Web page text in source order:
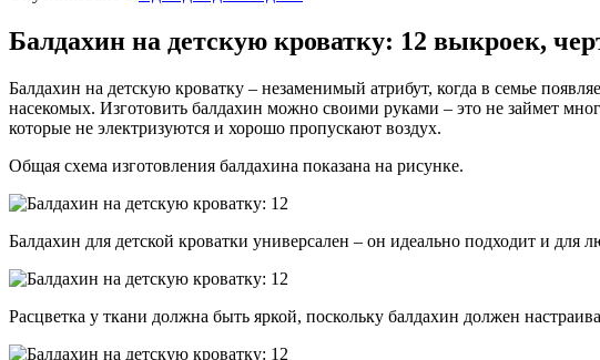
Балдахин на детскую кроватку: 12 выкроек,
Балдахин на детскую кроватку – незаменимый атрибут, когда в семье
насекомых. Изготовить балдахин можно своими руками – это не займет
которые не электризуются и хорошо пропускают воздух.
Общая схема изготовления балдахина показана на рисунке.
Балдахин для детской кроватки универсален – он идеально подходит и
Расцветка у ткани должна быть яркой, поскольку балдахин должен